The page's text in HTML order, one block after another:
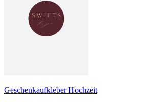
Geschenkaufkleber Hochzeit